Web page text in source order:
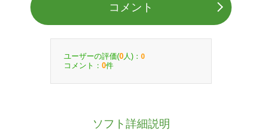
コメント
ユーザーの評価(0 人)： 0
コメント： 0件
ソフト詳細説明